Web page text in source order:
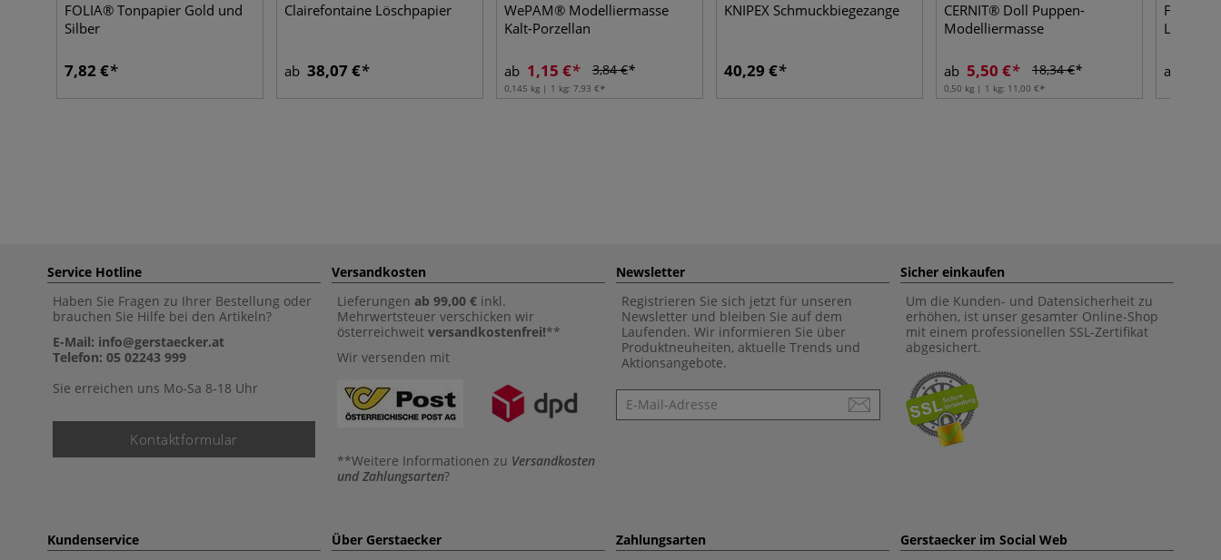
FOLIA® Tonpapier Gold und
Silber
7,82 €
Clairefontaine Löschpapier
ab 38,07 €
WePAM® Modelliermasse
Kalt-Porzellan
ab 1,15 € 3,84 €
0,145 kg | 1 kg: 7,93 €
KNIPEX Schmuckbiegezange
40,29 €
CERNIT® Doll Puppen-
Modelliermasse
ab 5,50 € 18,34 €
0,50 kg | 1 kg: 11,00 €
FOLIA®
ab
Service Hotline
Haben Sie Fragen zu Ihrer Bestellung oder
brauchen Sie Hilfe bei den Artikeln?
E-Mail: info@gerstaecker.at
Telefon: 05 02243 999
Sie erreichen uns Mo-Sa 8-18 Uhr
Kontaktformular
Versandkosten
Lieferungen ab 99,00 € inkl.
Mehrwertsteuer verschicken wir
österreichweit versandkostenfrei!**
Wir versenden mit
**Weitere Informationen zu Versandkosten
und Zahlungsarten?
Newsletter
Registrieren Sie sich jetzt für unseren
Newsletter und bleiben Sie auf dem
Laufenden. Wir informieren Sie über
Produktneuheiten, aktuelle Trends und
Aktionsangebote.
Newsletter
Sicher einkaufen
Um die Kunden- und Datensicherheit zu
erhöhen, ist unser gesamter Online-Shop
mit einem professionellen SSL-Zertifikat
abgesichert.
Kundenservice Über Gerstaecker Zahlungsarten Gerstaecker im Social Web